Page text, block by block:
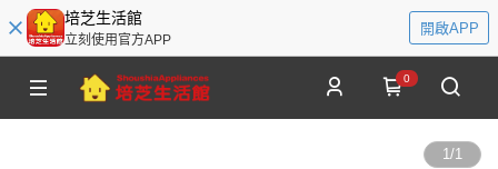
培芝生活館
立刻使用官方APP
開啟APP
0
1/1